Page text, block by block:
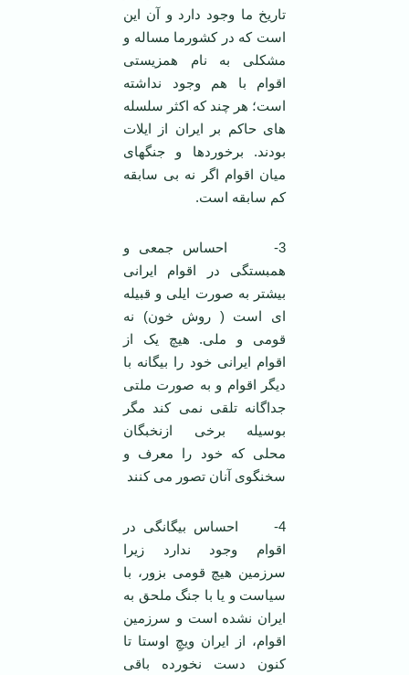
تاریخ ما وجود دارد و آن این
است که در کشورما مساله و
مشکلی به نام همزیستی
اقوام با هم وجود نداشته
است؛ هر چند که اکثر سلسله
های حاکم بر ایران از ایلات
بودند. برخوردها و جنگهای
میان اقوام اگر نه بی سابقه
کم سابقه است.
3- احساس جمعی و
همبستگی در اقوام ایرانی
بیشتر به صورت ایلی و قبیله
ای است ( روش خون) نه
قومی و ملی. هیچ یک از
اقوام ایرانی خود را بیگانه با
دیگر اقوام و به صورت ملتی
جداگانه تلقی نمی کند مگر
بوسیله برخی ازنخبگان
محلی که خود را معرف و
سخنگوی آنان تصور می کنند
4- احساس بیگانگی در
اقوام وجود ندارد زیرا
سرزمین هیچ قومی بزور، با
سیاست و یا با جنگ ملحق به
ایران نشده است و سرزمین
اقوام، از ایران ویچِ اوستا تا
کنون دست نخورده باقی